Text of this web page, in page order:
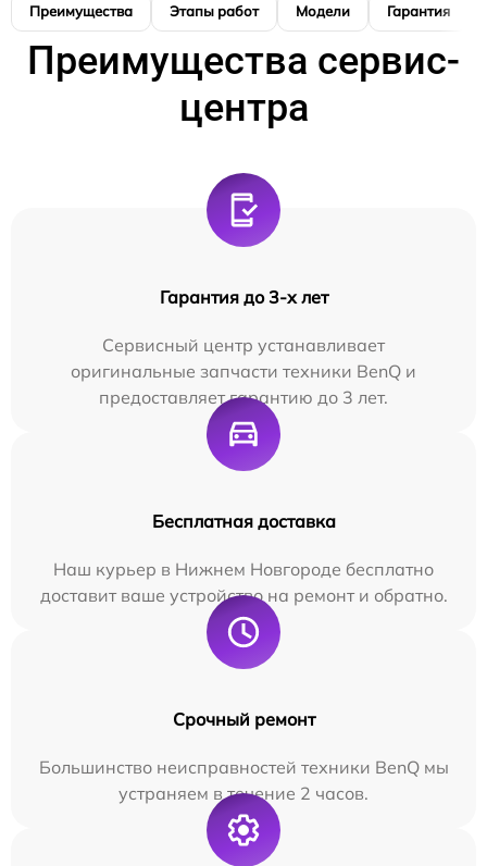
Преимущества Этапы работ Модели Гарантия
Преимущества сервис-
центра
Гарантия до 3-х лет
Сервисный центр устанавливает
оригинальные запчасти техники BenQ и
предоставляет гарантию до 3 лет.
Бесплатная доставка
Наш курьер в Нижнем Новгороде бесплатно
доставит ваше устройство на ремонт и обратно.
Срочный ремонт
Большинство неисправностей техники BenQ мы
устраняем в течение 2 часов.